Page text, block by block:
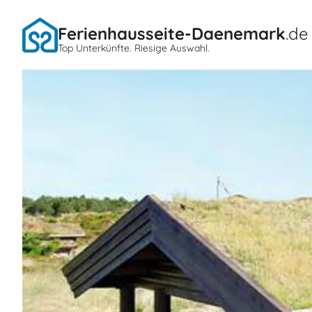
Ferienhausseite-Daenemark.de
Top Unterkünfte. Riesige Auswahl.